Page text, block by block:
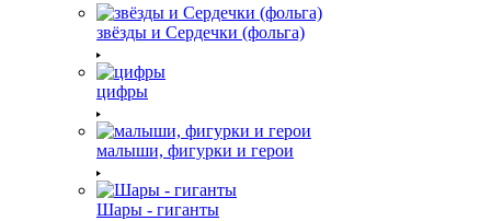
звёзды и Сердечки (фольга)
цифры
малыши, фигурки и герои
Шары - гиганты